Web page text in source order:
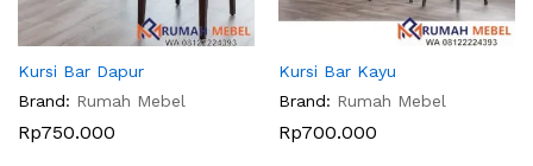
Kursi Bar Dapur
Brand: Rumah Mebel
Rp750.000
Kursi Bar Kayu
Brand: Rumah Mebel
Rp700.000